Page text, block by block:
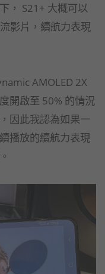
， S21+ 大概可以
影片，續航力表現
AMOLED 2X
開啟至 50% 的情況
因此我認為如果一
播放的續航力表現